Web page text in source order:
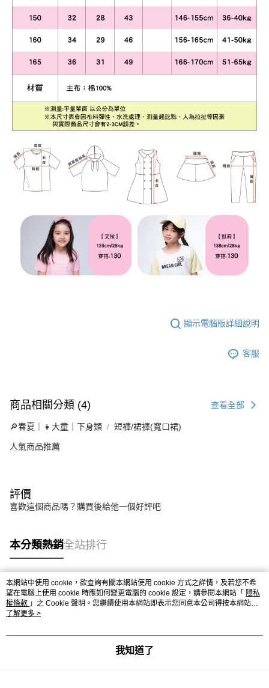
顯示電腦版詳細說明
客服
商品相關分類 (4) 查看全部
🔎春夏｜👧大童｜下身類 短褲/裙褲(寬口裙)
人氣商品推薦
評價
喜歡這個商品嗎？購買後給他一個好評吧
本分類熱銷全站排行
熱門標籤
本網站中使用 cookie，欲查詢有關本網站使用 cookie 方式之詳情，及若您不希
望在電腦上使用 cookie 時應如何變更電腦的 cookie 設定，請參閱本網站「 隱私
權條款 」之 Cookie 聲明。您繼續使用本網站即表示您同意本公司得按本網站使
用條款之 Cookie 聲明使用 cookie。
了解更多 >
我知道了